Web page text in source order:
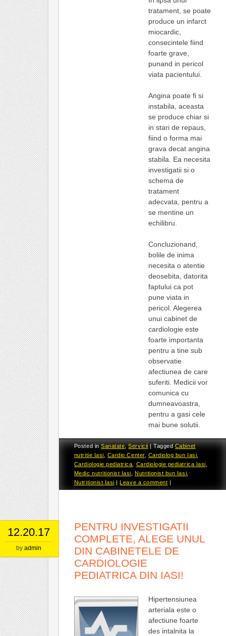
tratament, se poate
produce un infarct
miocardic,
consecintele fiind
foarte grave,
punand in pericol
viata pacientului.
Angina poate fi si
instabila, aceasta
se produce chiar si
in stari de repaus,
fiind o forma mai
grava decat angina
stabila. Ea necesita
investigatii si o
schema de
tratament
adecvata, pentru a
se mentine un
echilibru.
Concluzionand,
bolile de inima
necesita o atentie
deosebita, datorita
faptului ca pot
pune viata in
pericol. Alegerea
unui cabinet de
cardiologie este
foarte importanta
pentru a tine sub
observatie
afectiunea de care
suferiti. Medicii vor
comunica cu
dumneavoastra,
pentru a gasi cele
mai bune solutii.
Posted inSanatate,Servicii |TaggedCabinet
nutritie Iasi
Cardio Center, Cardiolog bun Iasi
Cardiologie pediatrica
Cardiologie pediatrica Iasi
Medic nutritionist Iasi ,Nutritionist bun Iasi
Nutritionist Iasi |Leave a comment |
12.20.17
by admin
PENTRU INVESTIGATII
COMPLETE, ALEGE UNUL
DIN CABINETELE DE
CARDIOLOGIE
PEDIATRICA DIN IASI!
Hipertensiunea
arteriala este o
afectiune foarte
des intalnita la